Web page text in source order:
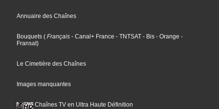
Annuaire des Chaînes
Bouquets ( Français - Canal+ France - TNTSAT - Bis - Orange -
Fransat)
Le Cimetière des Chaînes
Images manquantes
Chaînes TV en Ultra Haute Définition